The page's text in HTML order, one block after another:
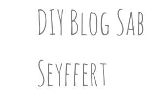
DIY Blog
Seyffert